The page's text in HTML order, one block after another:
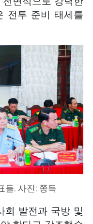
전투 준비 태세를
들. 사진: 쫑득
회 발전과 국방 및